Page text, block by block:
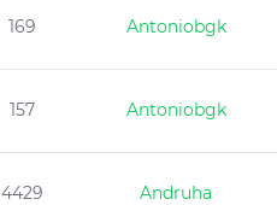
169 Antoniobgk
157 Antoniobgk
4429 Andruha